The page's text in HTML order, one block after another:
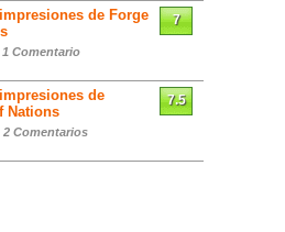
de Forge
1 Comentario
7
de
Nations
2 Comentarios
7.5